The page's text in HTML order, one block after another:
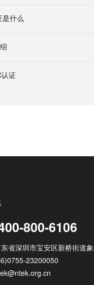
是什么
证
800-6106
省深圳市宝安区新桥街道
23200050